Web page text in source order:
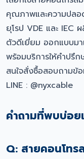
คุณภาพและความปลอ
ยุโรป VDE และ IEC
ตัวดีเยี่ยม ออกแบบมา
พร้อมบริการให้คำปรึ
สนใจสั่งซื้อสอบถามข้
LINE : @nyxcable
คำถามที่พบบ่อย
Q: สายคอนโท